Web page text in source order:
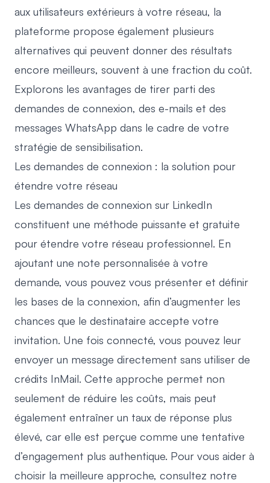
aux utilisateurs extérieurs à votre réseau, la
plateforme propose également plusieurs
alternatives qui peuvent donner des résultats
encore meilleurs, souvent à une fraction du coût.
Explorons les avantages de tirer parti des
demandes de connexion, des e-mails et des
messages WhatsApp dans le cadre de votre
stratégie de sensibilisation.
Les demandes de connexion : la solution pour
étendre votre réseau
Les demandes de connexion sur LinkedIn
constituent une méthode puissante et gratuite
pour étendre votre réseau professionnel. En
ajoutant une note personnalisée à votre
demande, vous pouvez vous présenter et définir
les bases de la connexion, afin d’augmenter les
chances que le destinataire accepte votre
invitation. Une fois connecté, vous pouvez leur
envoyer un message directement sans utiliser de
crédits InMail. Cette approche permet non
seulement de réduire les coûts, mais peut
également entraîner un taux de réponse plus
élevé, car elle est perçue comme une tentative
d’engagement plus authentique. Pour vous aider à
choisir la meilleure approche, consultez notre